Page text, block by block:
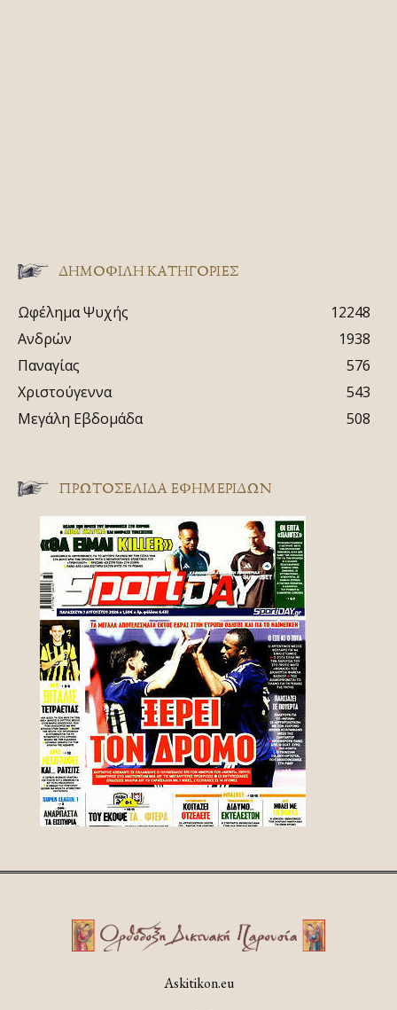
ΔΗΜΟΦΙΛΗ ΚΑΤΗΓΟΡΙΕΣ
Ωφέλημα Ψυχής
12248
Ανδρών
1938
Παναγίας
576
Χριστούγεννα
543
Μεγάλη Εβδομάδα
508
ΠΡΩΤΟΣΈΛΙΔΑ ΕΦΗΜΕΡΊΔΩΝ
Askitikon.eu